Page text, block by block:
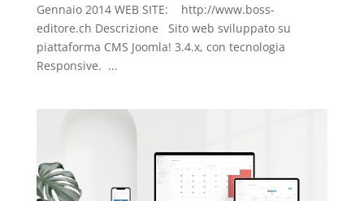
Gennaio 2014 WEB SITE: http://www.boss-
editore.ch Descrizione Sito web sviluppato su
piattaforma CMS Joomla! 3.4.x, con tecnologia
Responsive. ...